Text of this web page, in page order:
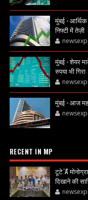
मुंबई -
निफ्टी में तेज़ी
मुंबई - शेयर
रुपया भी गिरा
मुंबई - आज
RECENT IN MP
टूटे 'A'
दिखाने की